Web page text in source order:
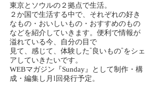
東京とソウルの２拠点で生活。
２か国で生活する中で、それぞれの好き
なもの・おいしいもの・おすすめのもの
などを紹介していきます。便利で情報が
溢れている今、自分の目で
見て、感じて、体験した”良いもの”をシェ
アしていきたいです。
WEBマガジン『Sunday』として制作・構
成・編集し月1回発行予定。